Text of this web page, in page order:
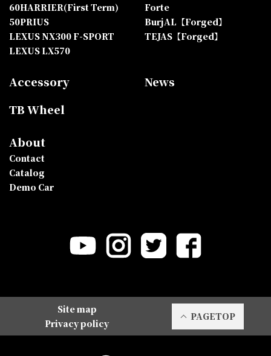
60HARRIER(First Term)
50PRIUS
LEXUS NX300 F-SPORT
LEXUS LX570
Forte
BurjAL【Forged】
TEJAS【Forged】
Accessory
TB Wheel
About
Contact
Catalog
Demo Car
News
Site map
Privacy policy
PAGETOP